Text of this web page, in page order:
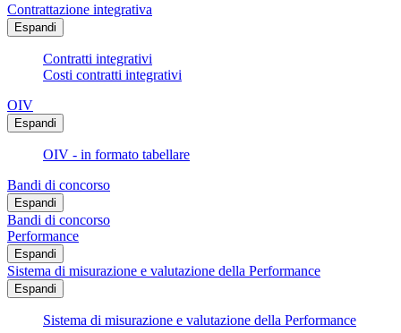
Contrattazione integrativa
Espandi
Contratti integrativi
Costi contratti integrativi
OIV
Espandi
OIV - in formato tabellare
Bandi di concorso
Espandi
Bandi di concorso
Performance
Espandi
Sistema di misurazione e valutazione della Performance
Espandi
Sistema di misurazione e valutazione della Performance